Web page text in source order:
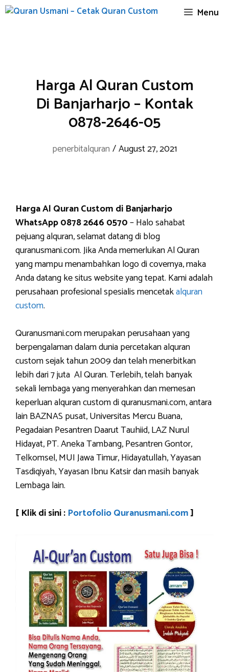
Skip
Menu
Harga Al Quran Custom
Di Banjarharjo – Kontak
0878-2646-05
penerbitalquran /August 27, 2021
Harga Al Quran Custom di Banjarharjo
WhatsApp 0878 2646 0570– Halo sahabat
pejuang alquran, selamat datang di blog
quranusmani.com. Jika Anda memerlukan Al Quran
yang mampu menambahkan logo di covernya, maka
Anda datang ke situs website yang tepat. Kami adalah
perusahaan profesional spesialis mencetakalquran
custom.
Quranusmani.com merupakan perusahaan yang
berpengalaman dalam dunia percetakan alquran
custom sejak tahun 2009 dan telah menerbitkan
lebih dari 7 juta Al Quran. Terlebih, telah banyak
sekali lembaga yang menyerahkan dan memesan
keperluan alquran custom di quranusmani.com, antara
lain BAZNAS pusat, Universitas Mercu Buana,
Pegadaian Pesantren Daarut Tauhiid, LAZ Nurul
Hidayat, PT. Aneka Tambang, Pesantren Gontor,
Telkomsel, MUI Jawa Timur, Hidayatullah, Yayasan
Tasdiqiyah, Yayasan Ibnu Katsir dan masih banyak
Lembaga lain.
[ Klik di sini : Portofolio Quranusmani.com]